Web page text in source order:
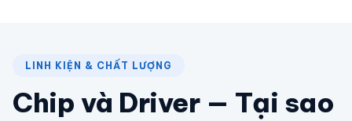
LINH KIỆN & CHẤT LƯỢNG
Chip và Driver — Tại sao